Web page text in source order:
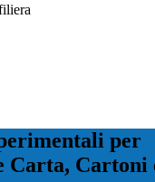
per
Carta, Cartoni